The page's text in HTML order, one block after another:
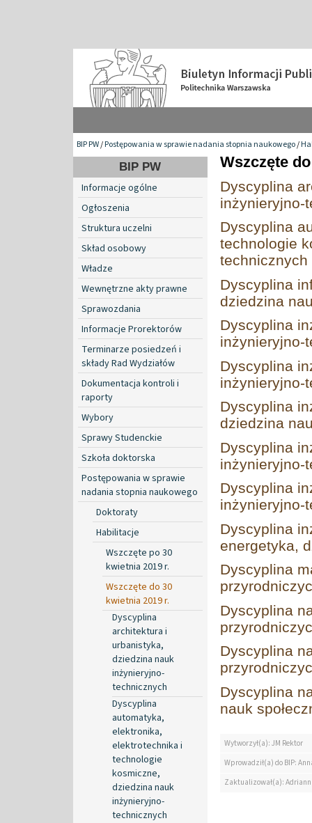
BIP PW/Postępowania w sprawie nadania stopnia naukowego/
BIP PW
Informacje ogólne
Ogłoszenia
Struktura uczelni
Skład osobowy
Władze
Wewnętrzne akty prawne
Sprawozdania
Informacje Prorektorów
Terminarze posiedzeń i
składy Rad Wydziałów
Dokumentacja kontroli i
raporty
Wybory
Sprawy Studenckie
Szkoła doktorska
Postępowania w sprawie
nadania stopnia naukowego
Doktoraty
Habilitacje
Wszczęte po 30
kwietnia 2019 r.
Wszczęte do 30
kwietnia 2019 r.
Dyscyplina
architektura i
urbanistyka,
dziedzina nauk
inżynieryjno-
technicznych
Dyscyplina
automatyka,
elektronika,
elektrotechnika i
technologie
kosmiczne,
dziedzina nauk
inżynieryjno-
technicznych
Wszczęte
Dyscyplina
inżynieryjno-
Dyscyplina
technologie
technicznych
Dyscyplina
dziedzina
Dyscyplina
inżynieryjno-
Dyscyplina
inżynieryjno-
Dyscyplina
dziedzina
Dyscyplina
inżynieryjno-
Dyscyplina
inżynieryjno-
Dyscyplina
energetyka,
Dyscyplina
Dyscyplina
Dyscyplina
Dyscyplina
nauk
Wytworzył(a): JM Rektor
Wprowadził(a) do BIP:
Zaktualizował(a):